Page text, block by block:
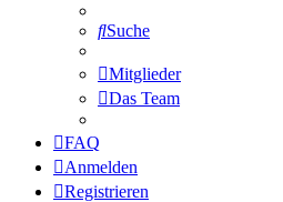
Suche
Mitglieder
Das Team
FAQ
Anmelden
Registrieren